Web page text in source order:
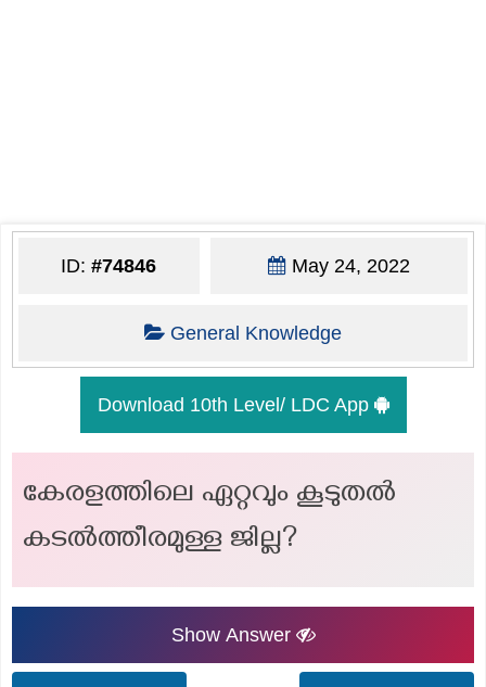
ID:#74846 May 24, 2022
General Knowledge
Download 10th Level/ LDC App
കേരളത്തിലെ ഏറ്റവും കൂടുതൽ
കടൽത്തീരമുള്ള ജില്ല?
Show Answer